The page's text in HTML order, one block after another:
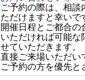
ご予約の際は、相
ただけますと幸いで
開催日程とご都合
いただければ可能な
せていただきます。
直接ご来場いただい
ご予約の方を優先